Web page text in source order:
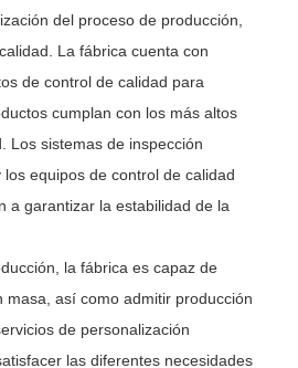
del proceso de producción,
La fábrica cuenta con
de control de calidad para
cumplan con los más altos
Los sistemas de inspección
equipos de control de calidad
a garantizar la estabilidad de la
la fábrica es capaz de
masa, así como admitir producción
de personalización
las diferentes necesidades